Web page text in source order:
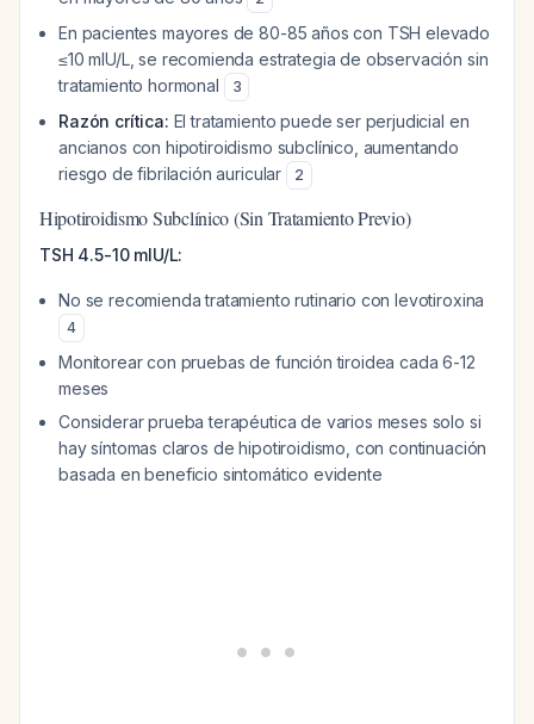
En pacientes mayores de 80-85 años con TSH elevado
≤10 mIU/L, se recomienda estrategia de observación sin
tratamiento hormonal
3
Razón crítica: El tratamiento puede ser perjudicial en
ancianos con hipotiroidismo subclínico, aumentando
riesgo de fibrilación auricular
2
Hipotiroidismo Subclínico (Sin Tratamiento Previo)
TSH 4.5-10 mIU/L:
No se recomienda tratamiento rutinario con levotiroxina
4
Monitorear con pruebas de función tiroidea cada 6-12
meses
Considerar prueba terapéutica de varios meses solo si
hay síntomas claros de hipotiroidismo, con continuación
basada en beneficio sintomático evidente